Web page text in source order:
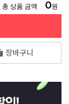
총 상품 금액 0원
장바구니